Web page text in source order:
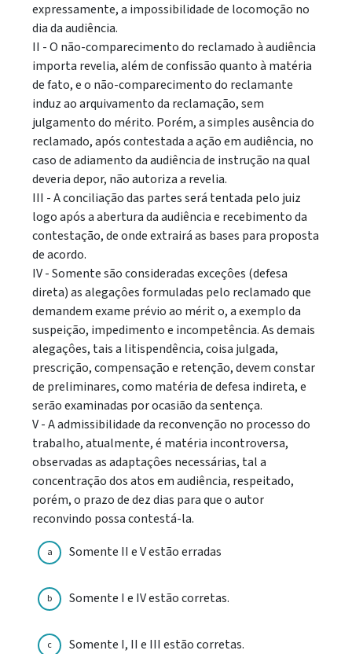
expressamente, a impossibilidade de locomoção no
dia da audiência.
II - O não-comparecimento do reclamado à audiência
importa revelia, além de confissão quanto à matéria
de fato, e o não-comparecimento do reclamante
induz ao arquivamento da reclamação, sem
julgamento do mérito. Porém, a simples ausência do
reclamado, após contestada a ação em audiência, no
caso de adiamento da audiência de instrução na qual
deveria depor, não autoriza a revelia.
III - A conciliação das partes será tentada pelo juiz
logo após a abertura da audiência e recebimento da
contestação, de onde extrairá as bases para proposta
de acordo.
IV - Somente são consideradas exceçôes (defesa
direta) as alegaçôes formuladas pelo reclamado que
demandem exame prévio ao mérit o, a exemplo da
suspeição, impedimento e incompetência. As demais
alegaçôes, tais a litispendência, coisa julgada,
prescrição, compensação e retenção, devem constar
de preliminares, como matéria de defesa indireta, e
serão examinadas por ocasião da sentença.
V - A admissibilidade da reconvenção no processo do
trabalho, atualmente, é matéria incontroversa,
observadas as adaptaçôes necessárias, tal a
concentração dos atos em audiência, respeitado,
porém, o prazo de dez dias para que o autor
reconvindo possa contestá-la.
a Somente II e V estão erradas
b Somente I e IV estão corretas.
c Somente I, II e III estão corretas.